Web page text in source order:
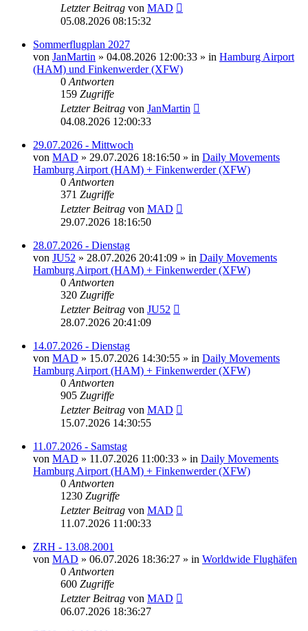
Letzter Beitrag von MAD
05.08.2026 08:15:32
Sommerflugplan 2027
von JanMartin » 04.08.2026 12:00:33 » in Hamburg Airport
(HAM) und Finkenwerder (XFW)
0 Antworten
159 Zugriffe
Letzter Beitrag von JanMartin
04.08.2026 12:00:33
29.07.2026 - Mittwoch
von MAD » 29.07.2026 18:16:50 » in Daily Movements
Hamburg Airport (HAM) + Finkenwerder (XFW)
0 Antworten
371 Zugriffe
Letzter Beitrag von MAD
29.07.2026 18:16:50
28.07.2026 - Dienstag
von JU52 » 28.07.2026 20:41:09 » in Daily Movements
Hamburg Airport (HAM) + Finkenwerder (XFW)
0 Antworten
320 Zugriffe
Letzter Beitrag von JU52
28.07.2026 20:41:09
14.07.2026 - Dienstag
von MAD » 15.07.2026 14:30:55 » in Daily Movements
Hamburg Airport (HAM) + Finkenwerder (XFW)
0 Antworten
905 Zugriffe
Letzter Beitrag von MAD
15.07.2026 14:30:55
11.07.2026 - Samstag
von MAD » 11.07.2026 11:00:33 » in Daily Movements
Hamburg Airport (HAM) + Finkenwerder (XFW)
0 Antworten
1230 Zugriffe
Letzter Beitrag von MAD
11.07.2026 11:00:33
ZRH - 13.08.2001
von MAD » 06.07.2026 18:36:27 » in Worldwide Flughäfen
0 Antworten
600 Zugriffe
Letzter Beitrag von MAD
06.07.2026 18:36:27